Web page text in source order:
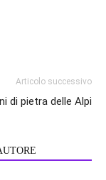
Articolo successivo
di pietra delle Alpi